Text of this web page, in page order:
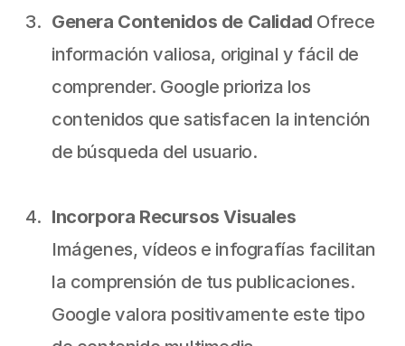
Genera Contenidos de Calidad Ofrece
información valiosa, original y fácil de
comprender. Google prioriza los
contenidos que satisfacen la intención
de búsqueda del usuario.
Incorpora Recursos Visuales
Imágenes, vídeos e infografías facilitan
la comprensión de tus publicaciones.
Google valora positivamente este tipo